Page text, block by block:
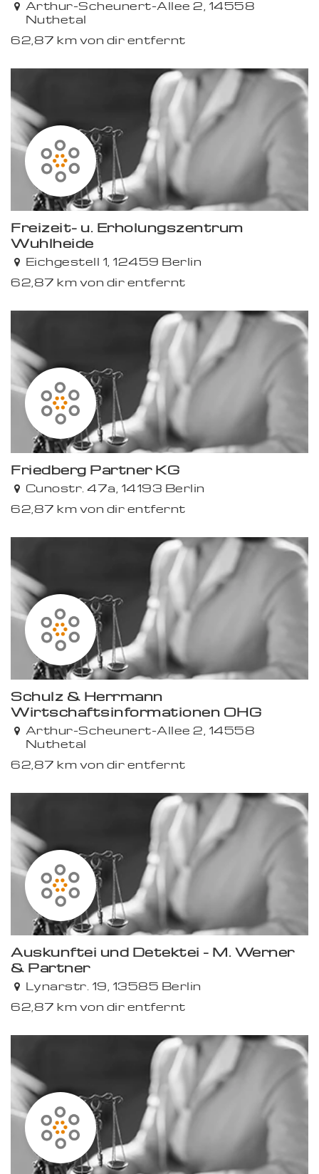
Arthur-Scheunert-Allee 2, 14558
Nuthetal
62,87 km von dir entfernt
Freizeit- u. Erholungszentrum
Wuhlheide
Eichgestell 1, 12459 Berlin
62,87 km von dir entfernt
Friedberg Partner KG
Cunostr. 47a, 14193 Berlin
62,87 km von dir entfernt
Schulz & Herrmann
Wirtschaftsinformationen OHG
Arthur-Scheunert-Allee 2, 14558
Nuthetal
62,87 km von dir entfernt
Auskunftei und Detektei - M. Werner
& Partner
Lynarstr. 19, 13585 Berlin
62,87 km von dir entfernt